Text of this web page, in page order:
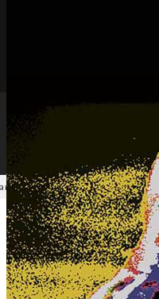
l'elenco delle partecipanti